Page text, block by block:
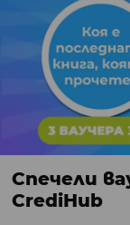
Спечели
CrediHub